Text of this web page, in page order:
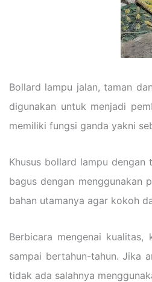
Bollard lampu jalan, taman
digunakan untuk menjadi
memiliki fungsi ganda yakni
Khusus bollard lampu
bagus dengan menggunakan
bahan utamanya agar kokoh
Berbicara mengenai
sampai bertahun-tahun. Jika
tidak ada salahnya